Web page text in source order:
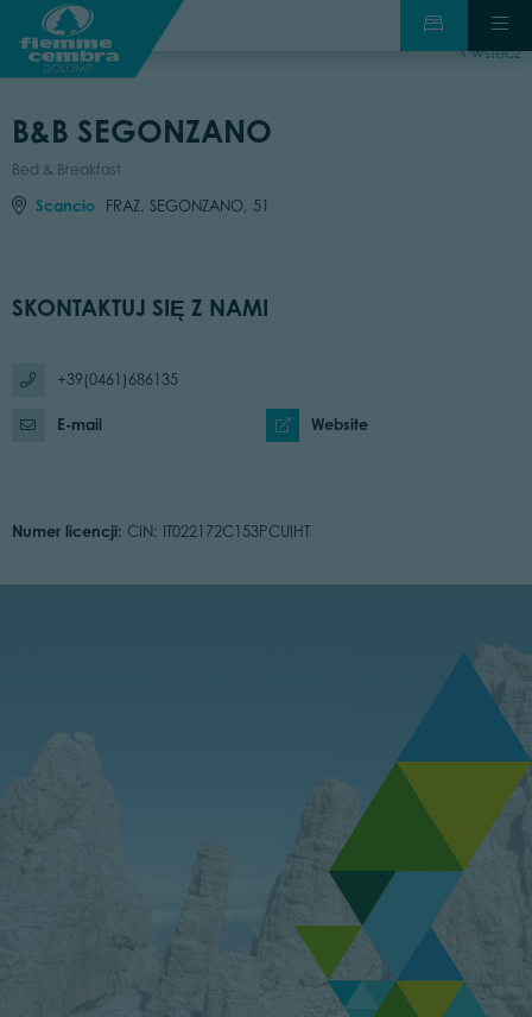
wstecz
B&B SEGONZANO
Bed & Breakfast
Scancio FRAZ. SEGONZANO, 51
SKONTAKTUJ SIĘ Z NAMI
+39(0461)686135
E-mail Website
Numer licencji: CIN: IT022172C153PCUIHT